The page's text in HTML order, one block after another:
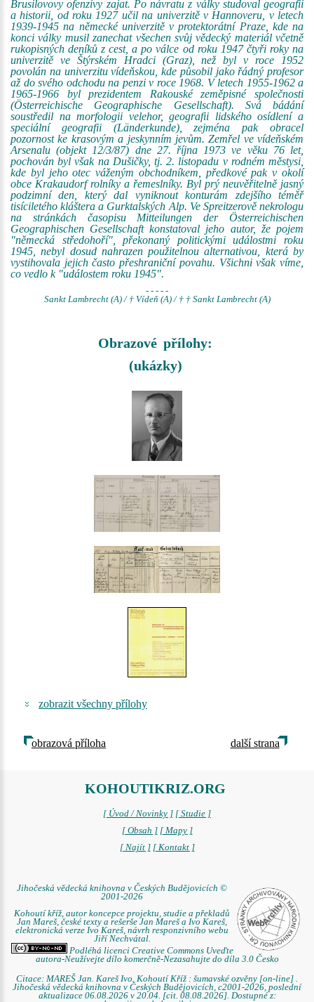
Brusilovovy ofenzívy zajat. Po návratu z války studoval geografii
a historii, od roku 1927 učil na univerzitě v Hannoveru, v letech
1939-1945 na německé univerzitě v protektorátní Praze, kde na
konci války musil zanechat všechen svůj vědecký materiál včetně
rukopisných deníků z cest, a po válce od roku 1947 čtyři roky na
univerzitě ve Štýrském Hradci (Graz), než byl v roce 1952
povolán na univerzitu vídeňskou, kde působil jako řádný profesor
až do svého odchodu na penzi v roce 1968. V letech 1955-1962 a
1965-1966 byl prezidentem Rakouské zeměpisné společnosti
(Österreichische Geographische Gesellschaft). Svá bádání
soustředil na morfologii velehor, geografii lidského osídlení a
speciální geografii (Länderkunde), zejména pak obracel
pozornost ke krasovým a jeskynním jevům. Zemřel ve vídeňském
Arsenalu (objekt 12/3/87) dne 27. října 1973 ve věku 76 let,
pochován byl však na Dušičky, tj. 2. listopadu v rodném městysi,
kde byl jeho otec váženým obchodníkem, předkové pak v okolí
obce Krakaudorf rolníky a řemeslníky. Byl prý neuvěřitelně jasný
podzimní den, který dal vyniknout konturám zdejšího téměř
tisíciletého kláštera a Gurktalských Alp. Ve Spreitzerově nekrologu
na stránkách časopisu Mitteilungen der Österreichischen
Geographischen Gesellschaft konstatoval jeho autor, že pojem
"německá středohoří", překonaný politickými událostmi roku
1945, nebyl dosud nahrazen použitelnou alternativou, která by
vystihovala jejich často přeshraniční povahu. Všichni však víme,
co vedlo k "událostem roku 1945".
- - - - -
Sankt Lambrecht (A) / † Vídeň (A) / † † Sankt Lambrecht (A)
Obrazové přílohy:
(ukázky)
zobrazit všechny přílohy
obrazová příloha další strana
KOHOUTIKRIZ.ORG
[ Úvod / Novinky ] [ Studie ]
[ Obsah ] [ Mapy ]
[ Najít ] [ Kontakt ]
Jihočeská vědecká knihovna v Českých Budějovicích ©
2001-2026
Kohoutí kříž, autor koncepce projektu, studie a překladů
Jan Mareš, české texty a rešerše Jan Mareš a Ivo Kareš,
elektronická verze Ivo Kareš, návrh responzivního webu
Jiří Nechvátal.
Podléhá licenci Creative Commons Uveďte
autora-Neužívejte dílo komerčně-Nezasahujte do díla 3.0 Česko
Citace: MAREŠ Jan. Kareš Ivo. Kohoutí Kříž : šumavské ozvěny [on-line] .
Jihočeská vědecká knihovna v Českých Budějovicích, c2001-2026, poslední
aktualizace 06.08.2026 v 20.04. [cit. 08.08.2026]. Dostupné z: